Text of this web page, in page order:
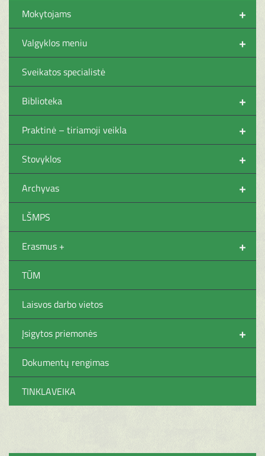
+
Mokytojams
+
Valgyklos meniu
Sveikatos specialistė
+
Biblioteka
+
Praktinė – tiriamoji veikla
+
Stovyklos
+
Archyvas
LŠMPS
+
Erasmus +
TŪM
Laisvos darbo vietos
+
Įsigytos priemonės
Dokumentų rengimas
TINKLAVEIKA